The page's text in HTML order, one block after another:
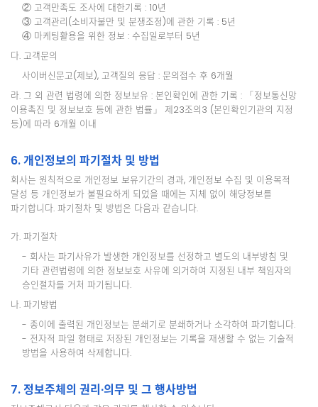
② 고객만족도 조사에 대한기록 : 10년
③ 고객관리(소비자불만 및 분쟁조정)에 관한 기록 : 5년
④ 마케팅활용을 위한 정보 : 수집일로부터 5년
다. 고객문의
사이버신문고(제보), 고객질의 응답 : 문의접수 후 6개월
라. 그 외 관련 법령에 의한 정보보유 : 본인확인에 관한 기록 : 「정보통신망
이용촉진 및 정보보호 등에 관한 법률」 제23조의3 (본인확인기관의 지정
등)에 따라 6개월 이내
6. 개인정보의 파기절차 및 방법
회사는 원칙적으로 개인정보 보유기간의 경과, 개인정보 수집 및 이용목적
달성 등 개인정보가 불필요하게 되었을 때에는 지체 없이 해당정보를
파기합니다. 파기절차 및 방법은 다음과 같습니다.
가. 파기절차
- 회사는 파기사유가 발생한 개인정보를 선정하고 별도의 내부방침 및
기타 관련법령에 의한 정보보호 사유에 의거하여 지정된 내부 책임자의
승인절차를 거처 파기됩니다.
나. 파기방법
- 종이에 출력된 개인정보는 분쇄기로 분쇄하거나 소각하여 파기합니다.
- 전자적 파일 형태로 저장된 개인정보는 기록을 재생할 수 없는 기술적
방법을 사용하여 삭제합니다.
7. 정보주체의 권리∙의무 및 그 행사방법